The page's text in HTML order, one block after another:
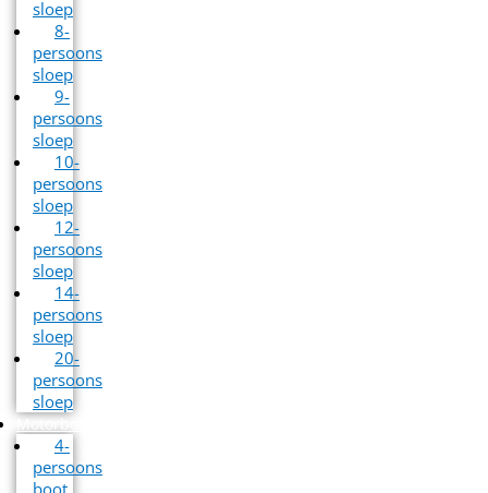
sloep
8-
persoons
sloep
9-
persoons
sloep
10-
persoons
sloep
12-
persoons
sloep
14-
persoons
sloep
20-
persoons
sloep
Motorbootverhuur
4-
persoons
boot